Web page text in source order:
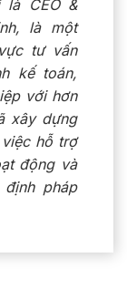
là CEO &
là một
tư vấn
kế toán,
với hơn
xây dựng
hỗ trợ
động và
pháp